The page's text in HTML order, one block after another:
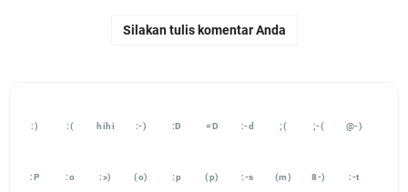
Silakan tulis komentar Anda
:) :( hihi :-) :D =D :-d ;( ;-( @-)
:P :o :>) (o) :p (p) :-s (m) 8-) :-t